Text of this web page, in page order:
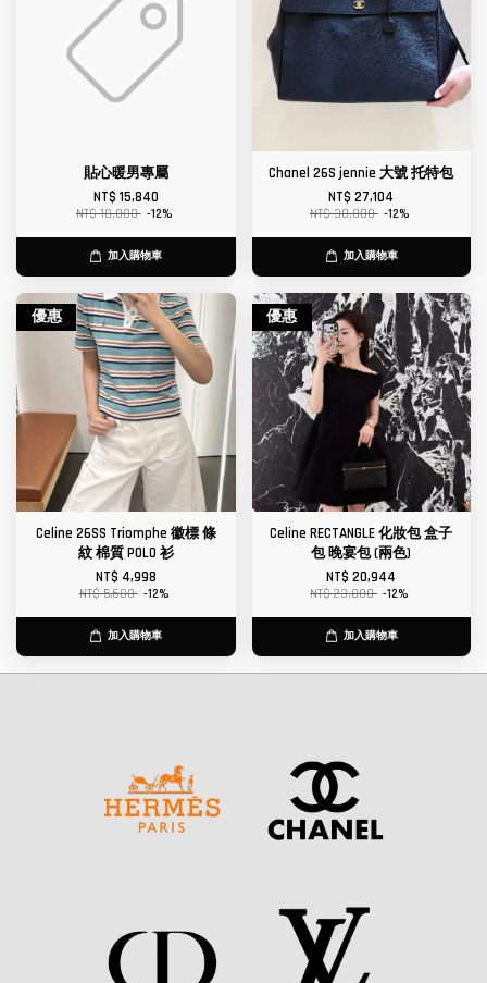
貼心暖男專屬
NT$ 15,840
NT$ 18,000 -12%
加入購物車
Chanel 26S jennie 大號 托特包
NT$ 27,104
NT$ 30,800 -12%
加入購物車
優惠
Celine 26SS Triomphe 徽標 條
紋 棉質 POLO 衫
NT$ 4,998
NT$ 5,680 -12%
加入購物車
優惠
Celine RECTANGLE 化妝包 盒子
包 晚宴包 (兩色)
NT$ 20,944
NT$ 23,800 -12%
加入購物車